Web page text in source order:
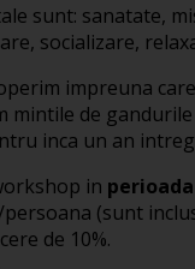
sunt: sanatate,
socializare,
impreuna
mintile de
inca un an
in
(sunt
de 10%.